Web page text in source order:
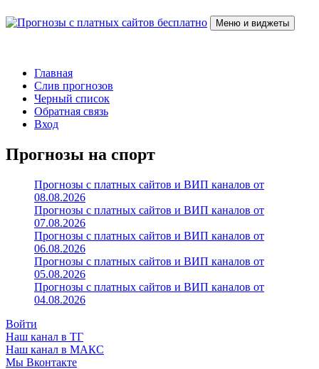
к
Меню и виджеты
Главная
Слив прогнозов
Черный список
Обратная связь
Вход
Прогнозы на спорт
Прогнозы с платных сайтов и ВИП каналов от
08.08.2026
Прогнозы с платных сайтов и ВИП каналов от
07.08.2026
Прогнозы с платных сайтов и ВИП каналов от
06.08.2026
Прогнозы с платных сайтов и ВИП каналов от
05.08.2026
Прогнозы с платных сайтов и ВИП каналов от
04.08.2026
Войти
Наш канал в ТГ
Наш канал в МАКС
Мы Вконтакте